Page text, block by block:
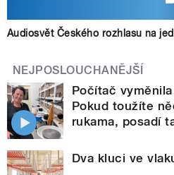
Audiosvět Českého rozhlasu na
NEJPOSLOUCHANĚJŠÍ
Počítač
Pokud toužíte
rukama, posadí
Dva kluci ve